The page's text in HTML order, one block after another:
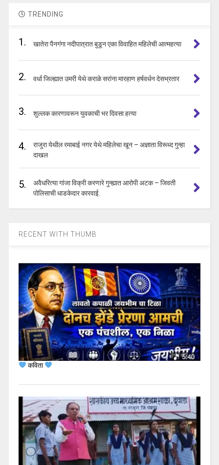
TRENDING
1. खातेरा पैनगंगा नदीपात्रात बुडून एका विवाहित महिलेची आत्महत्या
2. वर्धा जिल्ह्यात उमरी येथे कराळे सरांना मारहाण हर्षवर्धन देसभ्रतार
3. शुल्लक कारणावरून युवकाची भर दिवसा हत्या
4.
राजुरा येथील रमाबाई नगर येथे महिलेचा खून – अज्ञाता विरूध्द गुन्हा
दाखल
5.
अवैधरित्या गांजा विक्री करणारे गुन्ह्यात आरोपी अटक – जिवती
पोलिसाची धाडकेदार कारवाई.
RECENT WITH THUMB
कविता